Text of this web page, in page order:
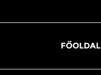
FŐOLDAL